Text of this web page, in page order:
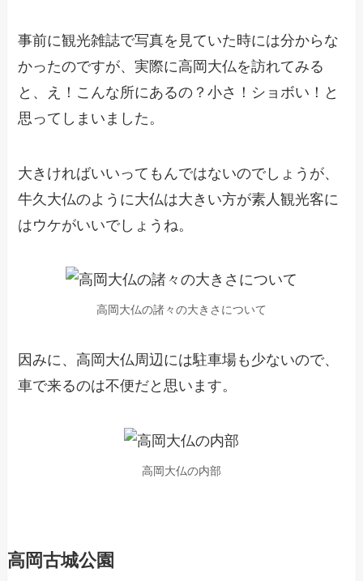
事前に観光雑誌で写真を見ていた時には分からな
かったのですが、実際に高岡大仏を訪れてみる
と、え！こんな所にあるの？小さ！ショボい！と
思ってしまいました。
大きければいいってもんではないのでしょうが、
牛久大仏のように大仏は大きい方が素人観光客に
はウケがいいでしょうね。
高岡大仏の諸々の大きさについて
因みに、高岡大仏周辺には駐車場も少ないので、
車で来るのは不便だと思います。
高岡大仏の内部
高岡古城公園